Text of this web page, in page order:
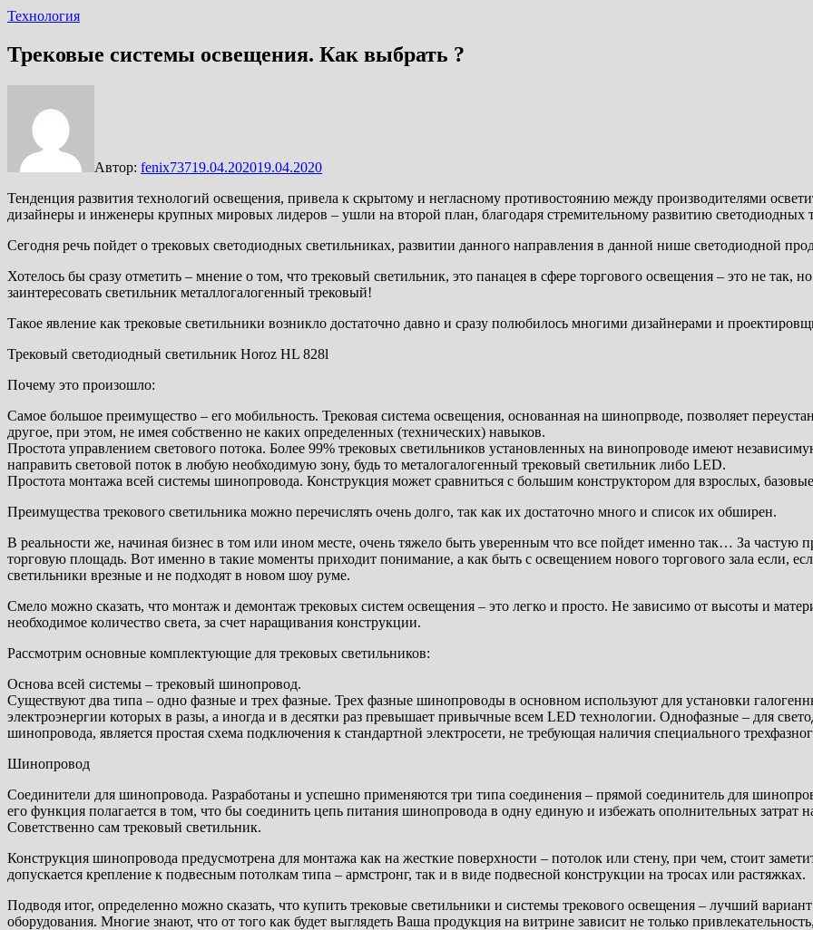
Технология
Трековые системы освещения. Как выбрать ?
Автор: fenix73719.04.202019.04.2020
Тенденция развития технологий освещения, привела к скрытому и негласному противостоянию между производителями
дизайнеры и инженеры крупных мировых лидеров – ушли на второй план, благодаря стремительному развитию светодиодных
Сегодня речь пойдет о трековых светодиодных светильниках, развитии данного направления в данной нише светодиодной
Хотелось бы сразу отметить – мнение о том, что трековый светильник, это панацея в сфере торгового освещения – это не так,
заинтересовать светильник металлогалогенный трековый!
Такое явление как трековые светильники возникло достаточно давно и сразу полюбилось многими дизайнерами и
Трековый светодиодный светильник Horoz HL 828l
Почему это произошло:
Самое большое преимущество – его мобильность. Трековая система освещения, основанная на шинопрводе, позволяет
другое, при этом, не имея собственно не каких определенных (технических) навыков.
Простота управлением светового потока. Более 99% трековых светильников установленных на винопроводе имеют
направить световой поток в любую необходимую зону, будь то металогалогенный трековый светильник либо LED.
Простота монтажа всей системы шинопровода. Конструкция может сравниться с большим конструктором для взрослых,
Преимущества трекового светильника можно перечислять очень долго, так как их достаточно много и список их обширен.
В реальности же, начиная бизнес в том или ином месте, очень тяжело быть уверенным что все пойдет именно так… За частую
торговую площадь. Вот именно в такие моменты приходит понимание, а как быть с освещением нового торгового зала если,
светильники врезные и не подходят в новом шоу руме.
Смело можно сказать, что монтаж и демонтаж трековых систем освещения – это легко и просто. Не зависимо от высоты и
необходимое количество света, за счет наращивания конструкции.
Рассмотрим основные комплектующие для трековых светильников:
Основа всей системы – трековый шинопровод.
Существуют два типа – одно фазные и трех фазные. Трех фазные шинопроводы в основном используют для установки
электроэнергии которых в разы, а иногда и в десятки раз превышает привычные всем LED технологии. Однофазные – для
шинопровода, является простая схема подключения к стандартной электросети, не требующая наличия специального
Шинопровод
Соединители для шинопровода. Разработаны и успешно применяются три типа соединения – прямой соединитель для
его функция полагается в том, что бы соединить цепь питания шинопровода в одну единую и избежать ополнительных затрат
Советственно сам трековый светильник.
Конструкция шинопровода предусмотрена для монтажа как на жесткие поверхности – потолок или стену, при чем, стоит
допускается крепление к подвесным потолкам типа – армстронг, так и в виде подвесной конструкции на тросах или растяжках.
Подводя итог, определенно можно сказать, что купить трековые светильники и системы трекового освещения – лучший
оборудования. Многие знают, что от того как будет выглядеть Ваша продукция на витрине зависит не только